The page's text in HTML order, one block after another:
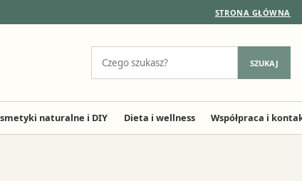
STRONA GŁÓWNA
SZUKAJ
naturalne i DIY Dieta i wellness Współpraca i